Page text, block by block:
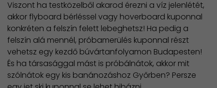
Viszont ha testközelből akarod érezni a víz jelenlétét,
akkor flyboard bérléssel vagy hoverboard kuponnal
konkréten a felszín felett lebeghetsz! Ha pedig a
felszín alá mennél, próbamerülés kuponnal részt
vehetsz egy kezdő búvártanfolyamon Budapesten!
És ha társasággal mást is próbálnátok, akkor mit
szólnátok egy kis banánozáshoz Győrben? Persze